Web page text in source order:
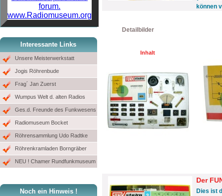
www.Radiomuseum.org
Interessante Links
Unsere Meisterwerkstatt
Jogis Röhrenbude
Frag´ Jan Zuerst
Wumpus Welt d. alten Radios
Ges.d. Freunde des Funkwesens
Radiomuseum Bocket
Röhrensammlung Udo Radtke
Röhrenkramladen Borngräber
NEU ! Chamer Rundfunkmuseum
Noch ein Hinweis !
können
Detailbilder
Inhalt
Der
Dies ist